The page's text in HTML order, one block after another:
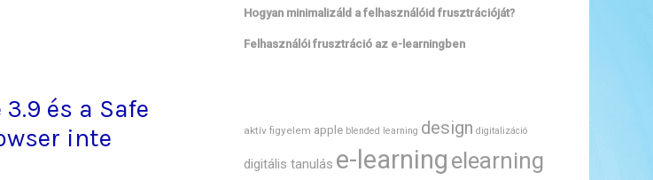
és a Safe
inte
Hogyan minimalizáld a felhasználóid frusztrációját?
Felhasználói frusztráció az e-learningben
aktív figyelem apple blended learning design digitalizáció
digitális tanulás e-learning elearning